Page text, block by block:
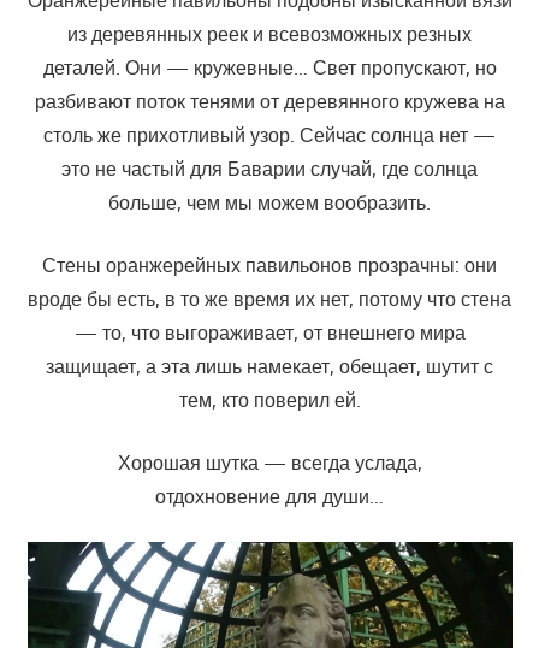
из деревянных реек и всевозможных резных
деталей. Они — кружевные… Свет пропускают, но
разбивают поток тенями от деревянного кружева на
столь же прихотливый узор. Сейчас солнца нет —
это не частый для Баварии случай, где солнца
больше, чем мы можем вообразить.
Стены оранжерейных павильонов прозрачны: они
вроде бы есть, в то же время их нет, потому что стена
— то, что выгораживает, от внешнего мира
защищает, а эта лишь намекает, обещает, шутит с
тем, кто поверил ей.
Хорошая шутка — всегда услада,
отдохновение для души…